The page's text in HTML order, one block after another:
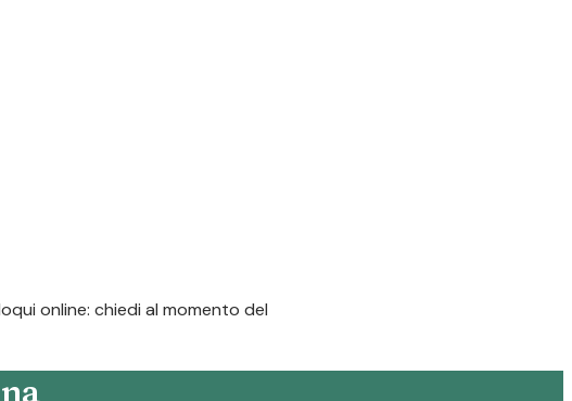
online: chiedi al momento del